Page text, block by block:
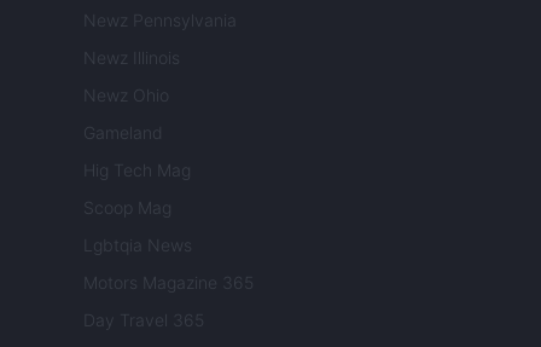
Newz Pennsylvania
Newz Illinois
Newz Ohio
Gameland
Hig Tech Mag
Scoop Mag
Lgbtqia News
Motors Magazine 365
Day Travel 365